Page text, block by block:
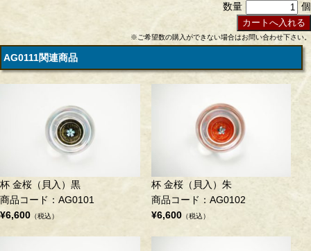
数量 個
AG0111関連商品
※ご希望数の購入ができない場合はお問い合わせ下さい。
杯 金桜（貝入）黒
商品コード：AG0101
¥6,600 （税込）
杯 金桜（貝入）朱
商品コード：AG0102
¥6,600（税込）